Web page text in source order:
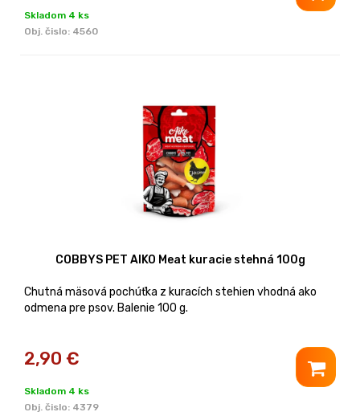
Skladom 4 ks
Obj. čislo: 4560
COBBYS PET AIKO Meat kuracie stehná 100g
Chutná mäsová pochúťka z kuracích stehien vhodná ako
odmena pre psov. Balenie 100 g.
2,90 €
Skladom 4 ks
Obj. čislo: 4379